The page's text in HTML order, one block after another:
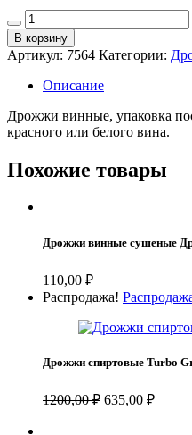
Количество
товара
Дрожжи
винные
FERMIVIN,
В корзину
Артикул: 7564 Категории:
Описание
Дрожжи винные, упаковка
красного или белого вина.
Похожие товары
Дрожжи винные сушеные
110,00 ₽
Распродажа!
Дрожжи спиртовые Turbo
1200,00₽ 635,00 ₽